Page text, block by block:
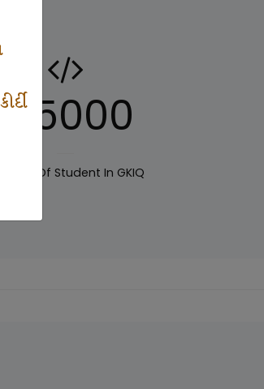
Of Student In GKIQ